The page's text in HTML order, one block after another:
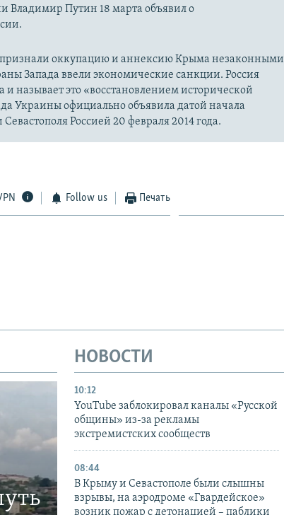
Владимир Путин 18 марта объявил о
оккупацию и аннексию Крыма незаконными
Запада ввели экономические санкции. Россия
и называет это «восстановлением исторической
Украины официально объявила датой начала
Россией 20 февраля 2014 года.
Follow us Печать
НОВОСТИ
10:12
YouTube заблокировал каналы «Русской
общины» из-за рекламы
экстремистских сообществ
08:44
В Крыму и Севастополе были слышны
взрывы, на аэродроме «Гвардейское»
возник пожар с детонацией – паблики